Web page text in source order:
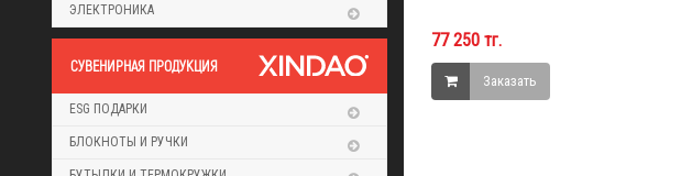
ЭЛЕКТРОНИКА
CУВЕНИРНАЯ ПРОДУКЦИЯ
ESG ПОДАРКИ
БЛОКНОТЫ И РУЧКИ
77 250 тг.
Заказать